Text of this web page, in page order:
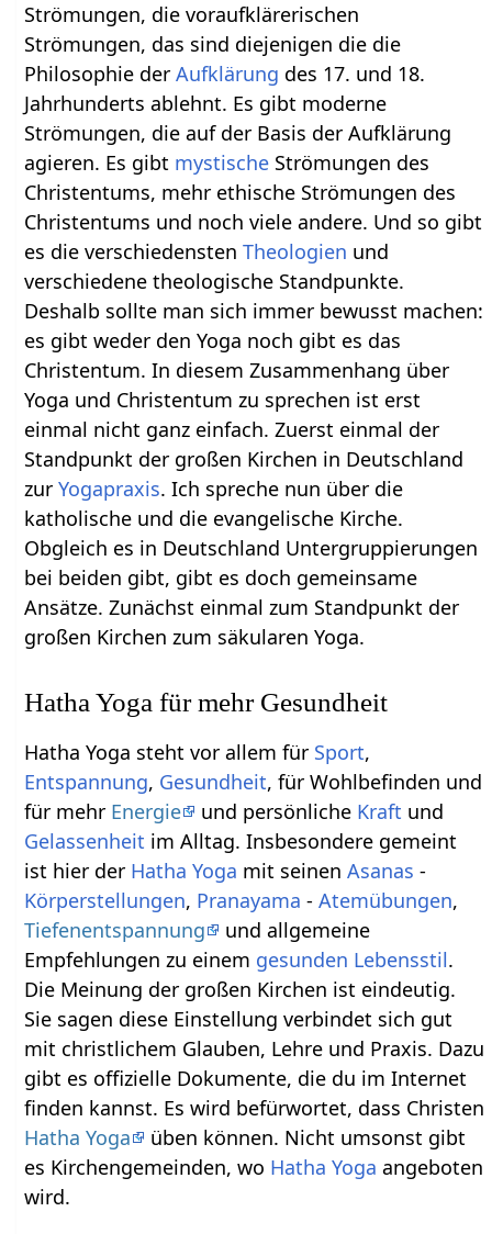
Strömungen, die voraufklärerischen
Strömungen, das sind diejenigen die die
Philosophie derAufklärung des 17. und 18.
Jahrhunderts ablehnt. Es gibt moderne
Strömungen, die auf der Basis der Aufklärung
agieren. Es gibt mystische Strömungen des
Christentums, mehr ethische Strömungen des
Christentums und noch viele andere. Und so gibt
es die verschiedenstenTheologien und
verschiedene theologische Standpunkte.
Deshalb sollte man sich immer bewusst machen:
es gibt weder den Yoga noch gibt es das
Christentum. In diesem Zusammenhang über
Yoga und Christentum zu sprechen ist erst
einmal nicht ganz einfach. Zuerst einmal der
Standpunkt der großen Kirchen in Deutschland
zurYogapraxis. Ich spreche nun über die
katholische und die evangelische Kirche.
Obgleich es in Deutschland Untergruppierungen
bei beiden gibt, gibt es doch gemeinsame
Ansätze. Zunächst einmal zum Standpunkt der
großen Kirchen zum säkularen Yoga.
Hatha Yoga für mehr Gesundheit
Hatha Yoga steht vor allem für Sport,
Entspannung, Gesundheit, für Wohlbefinden und
für mehr Energie und persönliche Kraft und
Gelassenheit im Alltag. Insbesondere gemeint
ist hier der Hatha Yoga mit seinenAsanas -
Körperstellungen, Pranayama -Atemübungen,
Tiefenentspannung
und allgemeine
Empfehlungen zu einem gesunden Lebensstil.
Die Meinung der großen Kirchen ist eindeutig.
Sie sagen diese Einstellung verbindet sich gut
mit christlichem Glauben, Lehre und Praxis. Dazu
gibt es offizielle Dokumente, die du im Internet
finden kannst. Es wird befürwortet, dass Christen
Hatha Yoga
üben können. Nicht umsonst gibt
es Kirchengemeinden, wo Hatha Yoga angeboten
wird.